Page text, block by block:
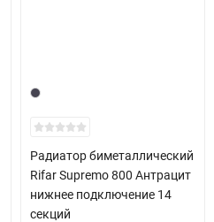
Радиатор биметаллический
Rifar Supremo 800 Антрацит
нижнее подключение 14
секций